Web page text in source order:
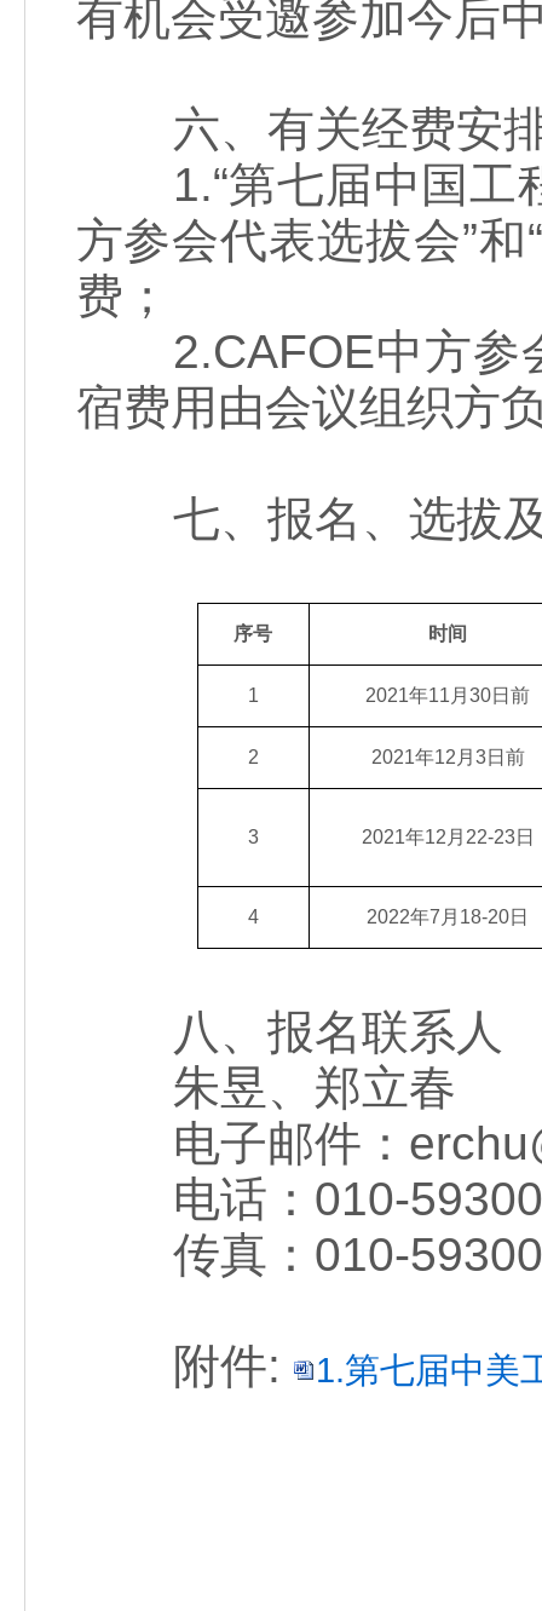
有机会受邀参加今后
六、有关经费安
1.“第七届中国工
方参会代表选拔会”
费；
2.CAFOE中方参
宿费用由会议组织方
七、报名、选拔及
序号 时间
1 2021年11月30日前
2 2021年12月3日前
3 2021年12月22-23日
4 2022年7月18-20日
八、报名联系人
朱昱、郑立春
电子邮件：
电话：010-
传真：010-
附件: 1.第七届中美